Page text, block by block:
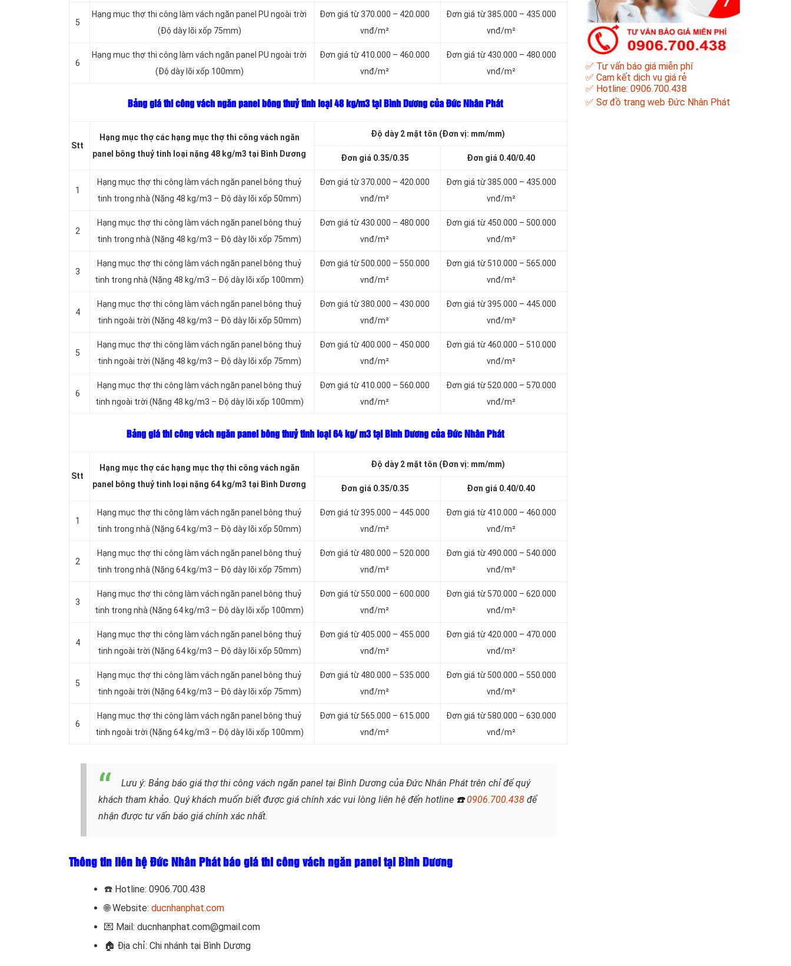
5
Hạng mục thợ thi công làm vách ngăn panel PU ngoài trời
(Độ dày lõi xốp 75mm)
Đơn giá từ 370.000 – 420.000
vnđ/m²
Đơn giá từ 385.000 – 435.000
vnđ/m²
6
Hạng mục thợ thi công làm vách ngăn panel PU ngoài trời
(Độ dày lõi xốp 100mm)
Đơn giá từ 410.000 – 460.000
vnđ/m²
Đơn giá từ 430.000 – 480.000
vnđ/m²
Bảng giá thi công vách ngăn panel bông thuỷ tinh loại 48 kg/m3 tại Bình Dương của Đức Nhân Phát
Stt
Hạng mục thợ các hạng mục thợ thi công vách ngăn
panel bông thuỷ tinh loại nặng 48 kg/m3 tại Bình Dương
Độ dày 2 mặt tôn (Đơn vị: mm/mm)
Đơn giá 0.35/0.35 Đơn giá 0.40/0.40
1
Hạng mục thợ thi công làm vách ngăn panel bông thuỷ
tinh trong nhà (Nặng 48 kg/m3 – Độ dày lõi xốp 50mm)
Đơn giá từ 370.000 – 420.000
vnđ/m²
Đơn giá từ 385.000 – 435.000
vnđ/m²
2
Hạng mục thợ thi công làm vách ngăn panel bông thuỷ
tinh trong nhà (Nặng 48 kg/m3 – Độ dày lõi xốp 75mm)
Đơn giá từ 430.000 – 480.000
vnđ/m²
Đơn giá từ 450.000 – 500.000
vnđ/m²
3
Hạng mục thợ thi công làm vách ngăn panel bông thuỷ
tinh trong nhà (Nặng 48 kg/m3 – Độ dày lõi xốp 100mm)
Đơn giá từ 500.000 – 550.000
vnđ/m²
Đơn giá từ 510.000 – 565.000
vnđ/m²
4
Hạng mục thợ thi công làm vách ngăn panel bông thuỷ
tinh ngoài trời (Nặng 48 kg/m3 – Độ dày lõi xốp 50mm)
Đơn giá từ 380.000 – 430.000
vnđ/m²
Đơn giá từ 395.000 – 445.000
vnđ/m²
5
Hạng mục thợ thi công làm vách ngăn panel bông thuỷ
tinh ngoài trời (Nặng 48 kg/m3 – Độ dày lõi xốp 75mm)
Đơn giá từ 400.000 – 450.000
vnđ/m²
Đơn giá từ 460.000 – 510.000
vnđ/m²
6
Hạng mục thợ thi công làm vách ngăn panel bông thuỷ
tinh ngoài trời (Nặng 48 kg/m3 – Độ dày lõi xốp 100mm)
Đơn giá từ 410.000 – 560.000
vnđ/m²
Đơn giá từ 520.000 – 570.000
vnđ/m²
Bảng giá thi công vách ngăn panel bông thuỷ tinh loại 64 kg/ m3 tại Bình Dương của Đức Nhân Phát
Stt
Hạng mục thợ các hạng mục thợ thi công vách ngăn
panel bông thuỷ tinh loại nặng 64 kg/m3 tại Bình Dương
Độ dày 2 mặt tôn (Đơn vị: mm/mm)
Đơn giá 0.35/0.35 Đơn giá 0.40/0.40
1
Hạng mục thợ thi công làm vách ngăn panel bông thuỷ
tinh trong nhà (Nặng 64 kg/m3 – Độ dày lõi xốp 50mm)
Đơn giá từ 395.000 – 445.000
vnđ/m²
Đơn giá từ 410.000 – 460.000
vnđ/m²
2
Hạng mục thợ thi công làm vách ngăn panel bông thuỷ
tinh trong nhà (Nặng 64 kg/m3 – Độ dày lõi xốp 75mm)
Đơn giá từ 480.000 – 520.000
vnđ/m²
Đơn giá từ 490.000 – 540.000
vnđ/m²
3
Hạng mục thợ thi công làm vách ngăn panel bông thuỷ
tinh trong nhà (Nặng 64 kg/m3 – Độ dày lõi xốp 100mm)
Đơn giá từ 550.000 – 600.000
vnđ/m²
Đơn giá từ 570.000 – 620.000
vnđ/m²
4
Hạng mục thợ thi công làm vách ngăn panel bông thuỷ
tinh ngoài trời (Nặng 64 kg/m3 – Độ dày lõi xốp 50mm)
Đơn giá từ 405.000 – 455.000
vnđ/m²
Đơn giá từ 420.000 – 470.000
vnđ/m²
5
Hạng mục thợ thi công làm vách ngăn panel bông thuỷ
tinh ngoài trời (Nặng 64 kg/m3 – Độ dày lõi xốp 75mm)
Đơn giá từ 480.000 – 535.000
vnđ/m²
Đơn giá từ 500.000 – 550.000
vnđ/m²
6
Hạng mục thợ thi công làm vách ngăn panel bông thuỷ
tinh ngoài trời (Nặng 64 kg/m3 – Độ dày lõi xốp 100mm)
Đơn giá từ 565.000 – 615.000
vnđ/m²
Đơn giá từ 580.000 – 630.000
vnđ/m²
Lưu ý: Bảng báo giá thợ thi công vách ngăn panel tại Bình Dương của Đức Nhân Phát trên chỉ để quý
khách tham khảo. Quý khách muốn biết được giá chính xác vui lòng liên hệ đến hotline ☎️0906.700.438 để
nhận được tư vấn báo giá chính xác nhất.
Thông tin liên hệ Đức Nhân Phát báo giá thi công vách ngăn panel tại Bình Dương
☎️ Hotline: 0906.700.438
🌐 Website: ducnhanphat.com
💌 Mail: ducnhanphat.com@gmail.com
🏠 Địa chỉ: Chi nhánh tại Bình Dương
✅ Tư vấn báo giá miễn phí
✅ Cam kết dịch vụ giá rẻ
✅ Hotline: 0906.700.438
✅ Sơ đồ trang web Đức Nhân Phát